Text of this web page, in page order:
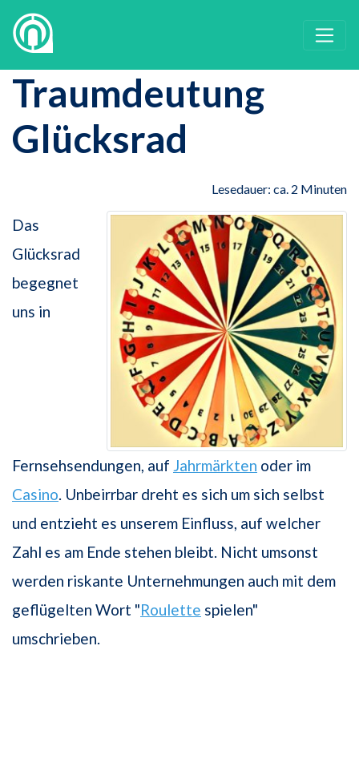
Traumdeutung
Glücksrad
Lesedauer: ca. 2 Minuten
Das
Glücksrad
begegnet
uns in
Fernsehsendungen, auf Jahrmärkten oder im
Casino. Unbeirrbar dreht es sich um sich selbst
und entzieht es unserem Einfluss, auf welcher
Zahl es am Ende stehen bleibt. Nicht umsonst
werden riskante Unternehmungen auch mit dem
geflügelten Wort "Roulette spielen"
umschrieben.